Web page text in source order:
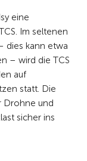
eine
Im seltenen
dies kann etwa
– wird die TCS
auf
statt. Die
Drohne und
sicher ins